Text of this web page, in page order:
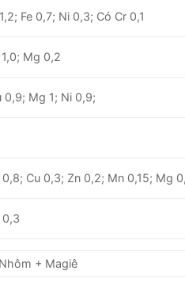
Fe 0,7; Ni 0,3; Có Cr 0,1
Mg 0,2
0,9; Mg 1; Ni 0,9;
0,8; Cu 0,3; Zn 0,2; Mn 0,15; Mg
0,3
+ Magiê